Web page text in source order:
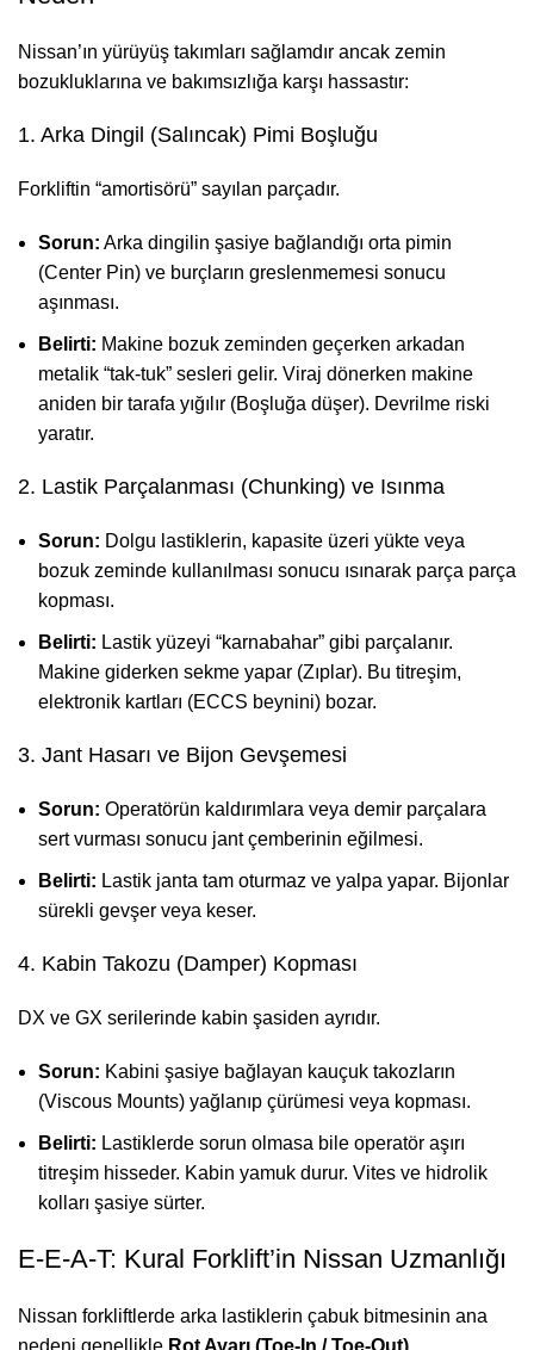
Nissan’ın yürüyüş takımları sağlamdır ancak zemin
bozukluklarına ve bakımsızlığa karşı hassastır:
1. Arka Dingil (Salıncak) Pimi Boşluğu
Forkliftin “amortisörü” sayılan parçadır.
Sorun: Arka dingilin şasiye bağlandığı orta pimin
(Center Pin) ve burçların greslenmemesi sonucu
aşınması.
Belirti: Makine bozuk zeminden geçerken arkadan
metalik “tak-tuk” sesleri gelir. Viraj dönerken makine
aniden bir tarafa yığılır (Boşluğa düşer). Devrilme riski
yaratır.
2. Lastik Parçalanması (Chunking) ve Isınma
Sorun: Dolgu lastiklerin, kapasite üzeri yükte veya
bozuk zeminde kullanılması sonucu ısınarak parça parça
kopması.
Belirti: Lastik yüzeyi “karnabahar” gibi parçalanır.
Makine giderken sekme yapar (Zıplar). Bu titreşim,
elektronik kartları (ECCS beynini) bozar.
3. Jant Hasarı ve Bijon Gevşemesi
Sorun: Operatörün kaldırımlara veya demir parçalara
sert vurması sonucu jant çemberinin eğilmesi.
Belirti: Lastik janta tam oturmaz ve yalpa yapar. Bijonlar
sürekli gevşer veya keser.
4. Kabin Takozu (Damper) Kopması
DX ve GX serilerinde kabin şasiden ayrıdır.
Sorun: Kabini şasiye bağlayan kauçuk takozların
(Viscous Mounts) yağlanıp çürümesi veya kopması.
Belirti: Lastiklerde sorun olmasa bile operatör aşırı
titreşim hisseder. Kabin yamuk durur. Vites ve hidrolik
kolları şasiye sürter.
E-E-A-T: Kural Forklift’in Nissan Uzmanlığı
Nissan forkliftlerde arka lastiklerin çabuk bitmesinin ana